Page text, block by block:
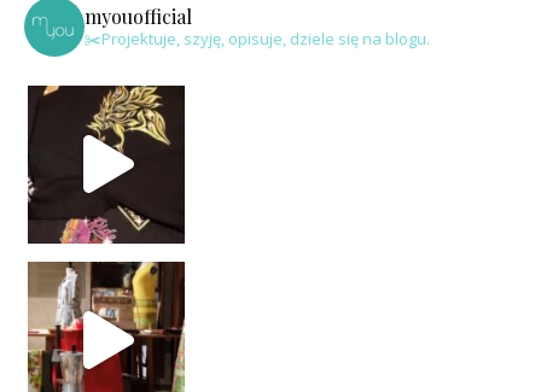
myouofficial
✂️Projektuje, szyję, opisuje, dziele się na blogu.